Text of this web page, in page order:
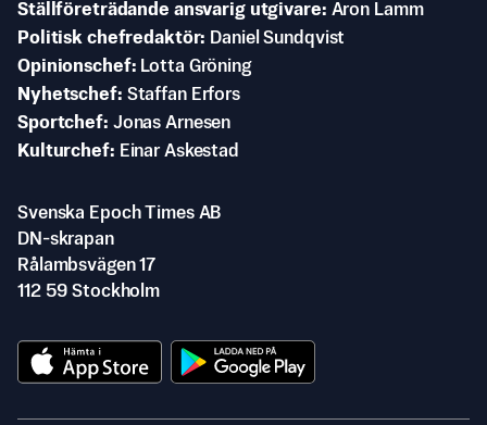
Ställföreträdande ansvarig utgivare Aron Lamm
Politisk chefredaktör
Daniel Sundqvist
Opinionschef
Lotta Gröning
Nyhetschef Staffan Erfors
Sportchef Jonas Arnesen
Kulturchef
Einar Askestad
Svenska Epoch Times AB
DN-skrapan
Rålambsvägen 17
112 59 Stockholm